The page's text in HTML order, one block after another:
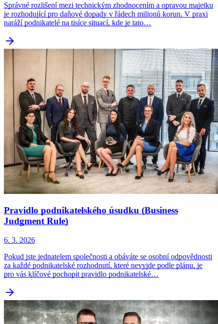
Správné rozlišení mezi technickým zhodnocením a opravou majetku
je rozhodující pro daňové dopady v řádech milionů korun. V praxi
naráží podnikatelé na tisíce situací, kde je tato…
Pravidlo podnikatelského úsudku (Business
Judgment Rule)
6. 3. 2026
Pokud jste jednatelem společnosti a obáváte se osobní odpovědnosti
za každé podnikatelské rozhodnutí, které nevyjde podle plánu, je
pro vás klíčové pochopit pravidlo podnikatelské…